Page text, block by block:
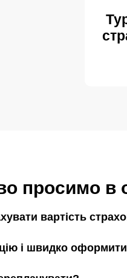
просимо в
вартість
і швидко оформити